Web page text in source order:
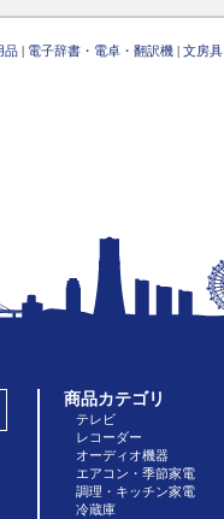
品 | 電子辞書・電卓・翻訳機 | 文房具
商品カテゴリ
テレビ
レコーダー
オーディオ機器
エアコン・季節家電
調理・キッチン家電
冷蔵庫